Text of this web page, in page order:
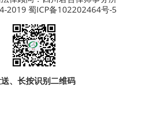
2019 蜀ICP备102202464号-5
、长按识别二维码